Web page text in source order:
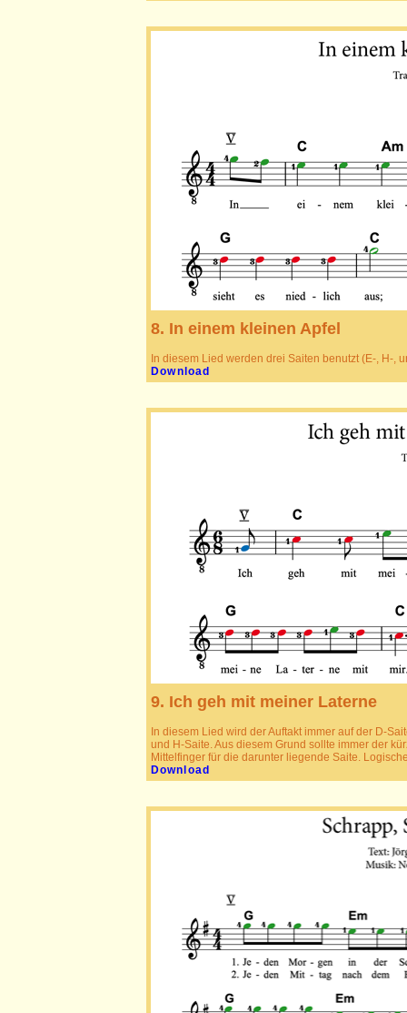
8. In einem kleinen Apfel
In diesem Lied werden drei Saiten benutzt (E-, H-,
Download
9. Ich geh mit meiner Laterne
In diesem Lied wird der Auftakt immer auf der D-
und H-Saite. Aus diesem Grund sollte immer der
Mittelfinger für die darunter liegende Saite.
Download